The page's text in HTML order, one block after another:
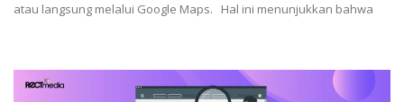
atau langsung melalui Google Maps. Hal ini menunjukkan bahwa